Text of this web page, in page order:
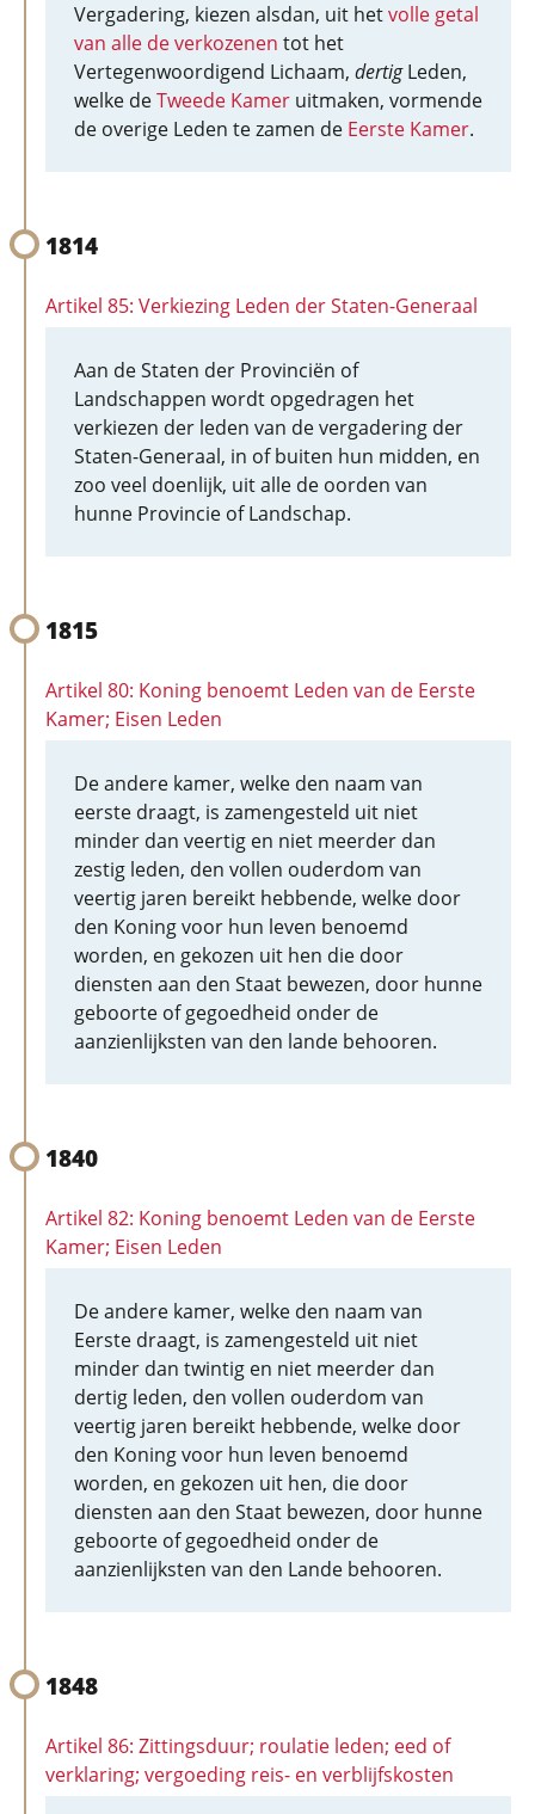
Vergadering, kiezen alsdan, uit hetvolle getal
van alle de verkozenen tot het
Vertegenwoordigend Lichaam, dertigLeden,
welke deTweede Kamer uitmaken, vormende
de overige Leden te zamen de Eerste Kamer.
1814
Artikel 85: Verkiezing Leden der Staten-Generaal
Aan de Staten der Provinciën of
Landschappen wordt opgedragen het
verkiezen der leden van de vergadering der
Staten-Generaal, in of buiten hun midden, en
zoo veel doenlijk, uit alle de oorden van
hunne Provincie of Landschap.
1815
Artikel 80: Koning benoemt Leden van de Eerste
Kamer; Eisen Leden
De andere kamer, welke den naam van
eerste draagt, is zamengesteld uit niet
minder dan veertig en niet meerder dan
zestig leden, den vollen ouderdom van
veertig jaren bereikt hebbende, welke door
den Koning voor hun leven benoemd
worden, en gekozen uit hen die door
diensten aan den Staat bewezen, door hunne
geboorte of gegoedheid onder de
aanzienlijksten van den lande behooren.
1840
Artikel 82: Koning benoemt Leden van de Eerste
Kamer; Eisen Leden
De andere kamer, welke den naam van
Eerste draagt, is zamengesteld uit niet
minder dan twintig en niet meerder dan
dertig leden, den vollen ouderdom van
veertig jaren bereikt hebbende, welke door
den Koning voor hun leven benoemd
worden, en gekozen uit hen, die door
diensten aan den Staat bewezen, door hunne
geboorte of gegoedheid onder de
aanzienlijksten van den Lande behooren.
1848
Artikel 86: Zittingsduur; roulatie leden; eed of
verklaring; vergoeding reis- en verblijfskosten